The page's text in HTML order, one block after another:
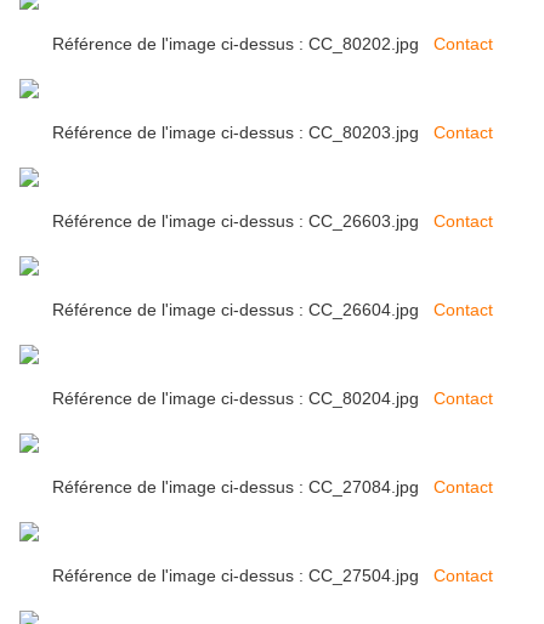
Référence de l'image ci-dessus : CC_80202.jpg Contact
Référence de l'image ci-dessus : CC_80203.jpg Contact
Référence de l'image ci-dessus : CC_26603.jpg Contact
Référence de l'image ci-dessus : CC_26604.jpg Contact
Référence de l'image ci-dessus : CC_80204.jpg Contact
Référence de l'image ci-dessus : CC_27084.jpg Contact
Référence de l'image ci-dessus : CC_27504.jpg Contact